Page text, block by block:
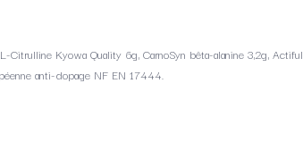
Kyowa Quality 6g, CarnoSyn bêta-alanine 3,2g, Actiful
anti-dopage NF EN 17444.